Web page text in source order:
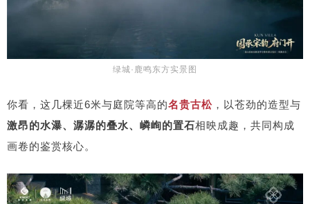
绿城·鹿鸣东方实景图
你看，这几棵近6米与庭院等高的名贵古松 ，以苍劲的造型与
激昂的水瀑、潺潺的叠水、嶙峋的置石相映成趣，共同构成
画卷的鉴赏核心。